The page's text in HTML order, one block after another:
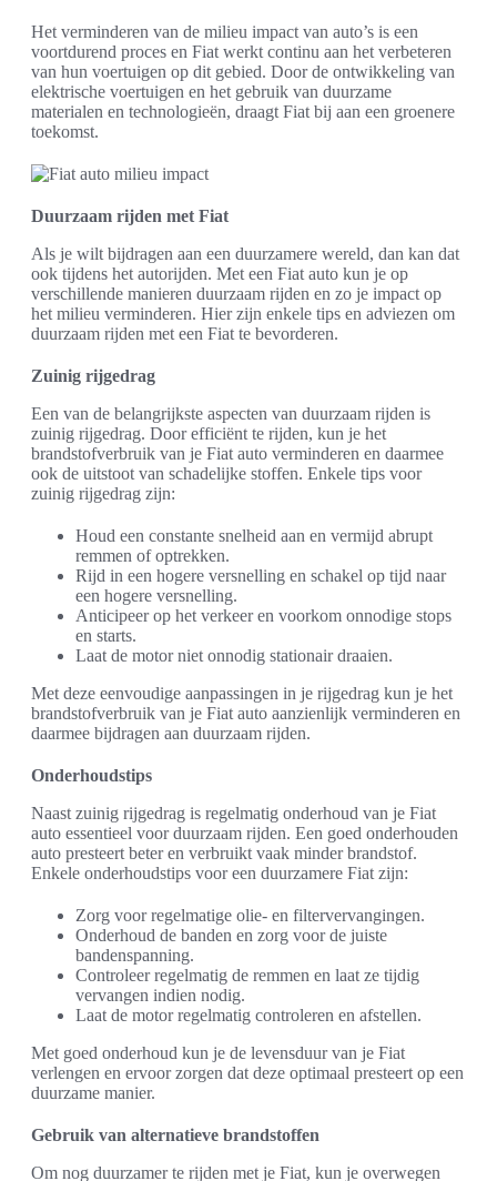
Het verminderen van de milieu impact van auto’s is een
voortdurend proces en Fiat werkt continu aan het verbeteren
van hun voertuigen op dit gebied. Door de ontwikkeling van
elektrische voertuigen en het gebruik van duurzame
materialen en technologieën, draagt Fiat bij aan een groenere
toekomst.
Duurzaam rijden met Fiat
Als je wilt bijdragen aan een duurzamere wereld, dan kan dat
ook tijdens het autorijden. Met een Fiat auto kun je op
verschillende manieren duurzaam rijden en zo je impact op
het milieu verminderen. Hier zijn enkele tips en adviezen om
duurzaam rijden met een Fiat te bevorderen.
Zuinig rijgedrag
Een van de belangrijkste aspecten van duurzaam rijden is
zuinig rijgedrag. Door efficiënt te rijden, kun je het
brandstofverbruik van je Fiat auto verminderen en daarmee
ook de uitstoot van schadelijke stoffen. Enkele tips voor
zuinig rijgedrag zijn:
Houd een constante snelheid aan en vermijd abrupt
remmen of optrekken.
Rijd in een hogere versnelling en schakel op tijd naar
een hogere versnelling.
Anticipeer op het verkeer en voorkom onnodige stops
en starts.
Laat de motor niet onnodig stationair draaien.
Met deze eenvoudige aanpassingen in je rijgedrag kun je het
brandstofverbruik van je Fiat auto aanzienlijk verminderen en
daarmee bijdragen aan duurzaam rijden.
Onderhoudstips
Naast zuinig rijgedrag is regelmatig onderhoud van je Fiat
auto essentieel voor duurzaam rijden. Een goed onderhouden
auto presteert beter en verbruikt vaak minder brandstof.
Enkele onderhoudstips voor een duurzamere Fiat zijn:
Zorg voor regelmatige olie- en filtervervangingen.
Onderhoud de banden en zorg voor de juiste
bandenspanning.
Controleer regelmatig de remmen en laat ze tijdig
vervangen indien nodig.
Laat de motor regelmatig controleren en afstellen.
Met goed onderhoud kun je de levensduur van je Fiat
verlengen en ervoor zorgen dat deze optimaal presteert op een
duurzame manier.
Gebruik van alternatieve brandstoffen
Om nog duurzamer te rijden met je Fiat, kun je overwegen